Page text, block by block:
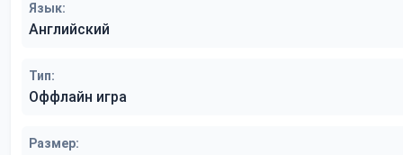
Язык:
Английский
Тип:
Оффлайн игра
Размер: